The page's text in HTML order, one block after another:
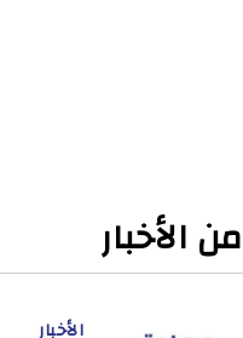
الأخبار
الأخبار